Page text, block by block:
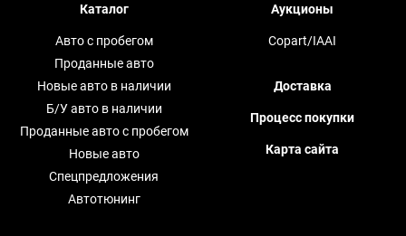
Каталог
Авто с пробегом
Проданные авто
Новые авто в наличии
Б/У авто в наличии
Проданные авто с пробегом
Новые авто
Спецпредложения
Автотюнинг
Аукционы
Copart/IAAI
Доставка
Процесс покупки
Карта сайта